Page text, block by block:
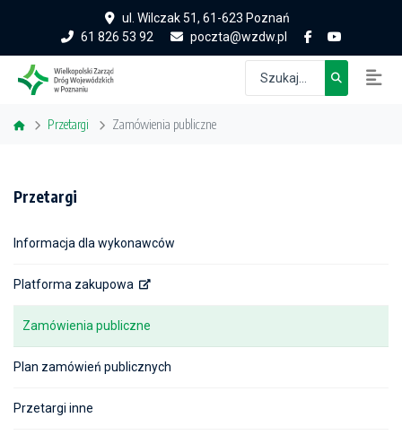
ul. Wilczak 51, 61-623 Poznań
61 826 53 92
poczta@wzdw.pl
Przetargi Zamówienia publiczne
Przetargi
Informacja dla wykonawców
Platforma zakupowa
Zamówienia publiczne
Plan zamówień publicznych
Przetargi inne